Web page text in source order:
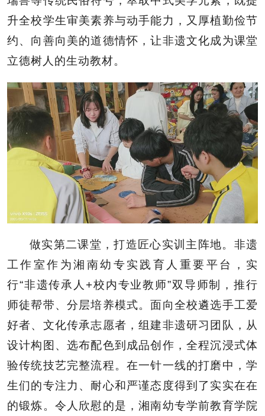
升全校学生审美素养与动手能力，又厚植勤俭节
约、向善向美的道德情怀，让非遗文化成为课堂
立德树人的生动教材。
做实第二课堂，打造匠心实训主阵地。非遗
工作室作为湘南幼专实践育人重要平台，实
行“非遗传承人+校内专业教师”双导师制，推行
师徒帮带、分层培养模式。面向全校遴选手工爱
好者、文化传承志愿者，组建非遗研习团队，从
设计构图、选布配色到成品创作，全程沉浸式体
验传统技艺完整流程。在一针一线的打磨中，学
生们的专注力、耐心和严谨态度得到了实实在在
的锻炼。令人欣慰的是，湘南幼专学前教育学院